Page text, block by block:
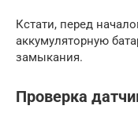
Кстати, перед
аккумуляторную
замыкания.
Проверка